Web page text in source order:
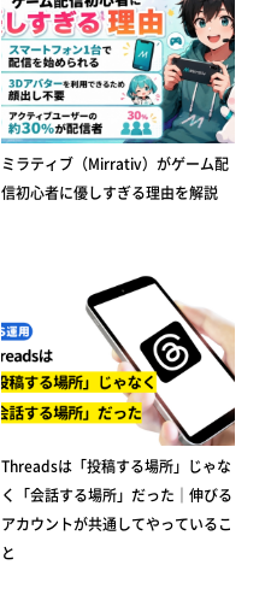
ミラティブ（Mirrativ）がゲーム配
信初心者に優しすぎる理由を解説
Threadsは「投稿する場所」じゃな
く「会話する場所」だった｜伸びる
アカウントが共通してやっているこ
と